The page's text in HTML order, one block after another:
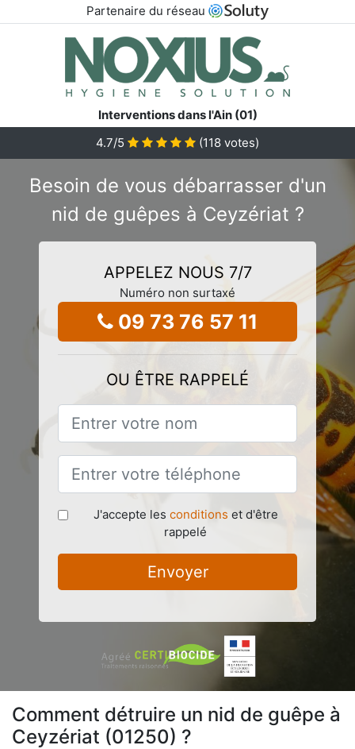
Partenaire du réseau
Interventions dans l'Ain (01)
4.7/5 (118 votes)
Besoin de vous débarrasser d'un
nid de guêpes à Ceyzériat ?
APPELEZ NOUS 7/7
Numéro non surtaxé
09 73 76 57 11
OU ÊTRE RAPPELÉ
J'accepte les conditions et d'être
rappelé
Envoyer
Comment détruire un nid de guêpe à
Ceyzériat (01250) ?